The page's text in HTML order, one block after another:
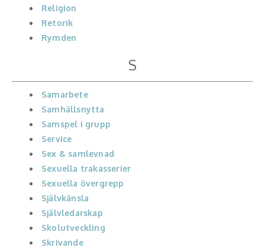
Religion
Retorik
Rymden
S
Samarbete
Samhällsnytta
Samspel i grupp
Service
Sex & samlevnad
Sexuella trakasserier
Sexuella övergrepp
Självkänsla
Självledarskap
Skolutveckling
Skrivande